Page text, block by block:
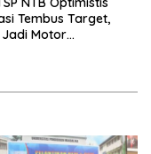
Tembus Target,
Jadi Motor